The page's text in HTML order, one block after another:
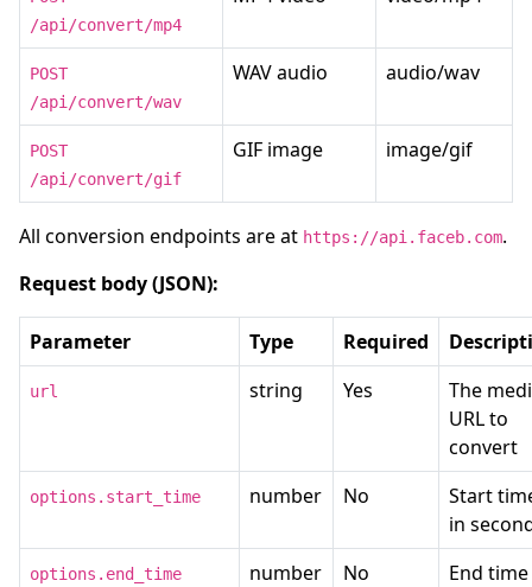
/api/convert/mp4
POST
/api/convert/wav
WAV audio audio/wav
POST
/api/convert/gif
GIF image image/gif
All conversion endpoints are at https://api.faceb.com.
Request body (JSON):
Parameter Type Required
url string Yes
The
URL to
convert
options.start_time number No
Start
in
options.end_time number No
End